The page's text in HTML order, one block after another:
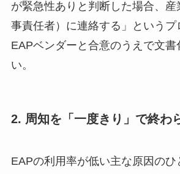
が緊急性ありと判断した場合、産
事責任者）に連絡する」というプ
EAPベンダーと合意のうえで文書
い。
2. 周知を「一度きり」で終わ
EAPの利用率が低い主な原因の